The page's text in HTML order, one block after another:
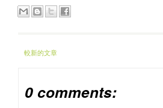
較新的文章
0 comments: